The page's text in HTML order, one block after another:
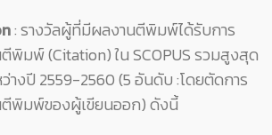
: รางวัลผู้ที่มีผลงานตีพิมพ์ได้รับการ
พิมพ์ (Citation) ใน SCOPUS รวมสูงสุด
างปี 2559-2560 (5 อันดับ :โดยตัดการ
พิมพ์ของผู้เขียนออก) ดังนี้